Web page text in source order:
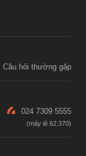
Câu hỏi thường gặp
024 7309 5555